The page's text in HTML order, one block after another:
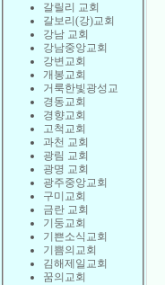
갈릴리 교회
갈보리(강)교회
강남 교회
강남중앙교회
강변교회
개봉교회
거룩한빛광성교
경동교회
경향교회
고척교회
과천 교회
광림 교회
광명 교회
광주중앙교회
구미교회
금란 교회
기둥교회
기쁜소식교회
기쁨의교회
김해제일교회
꿈의교회